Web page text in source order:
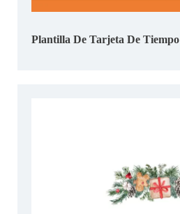
Plantilla De Tarjeta De Tiempo